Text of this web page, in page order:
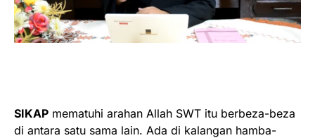
SIKAP mematuhi arahan Allah SWT itu berbeza-beza
di antara satu sama lain. Ada di kalangan hamba-